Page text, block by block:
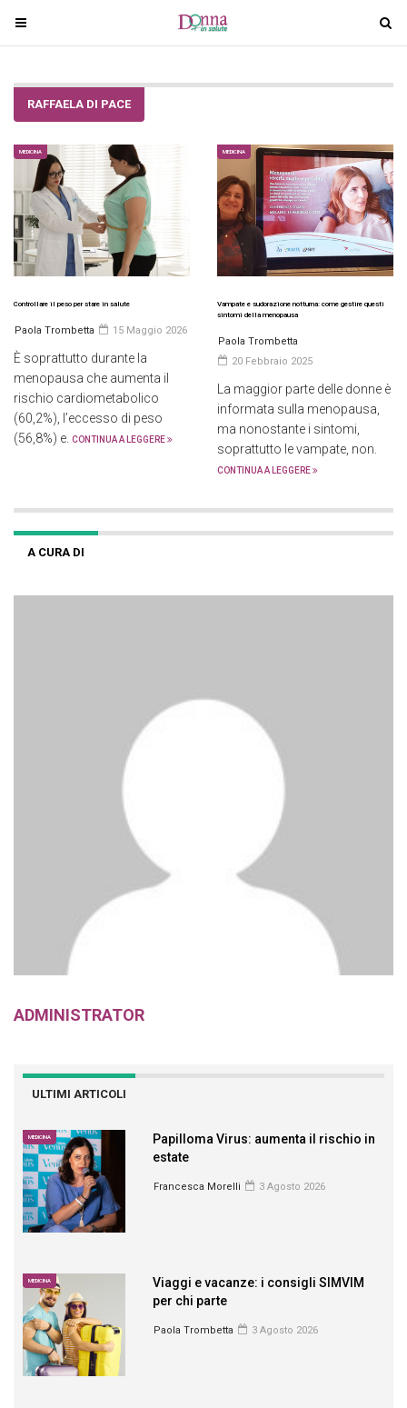
T
o
g
n
v
i
g
a
i
o
n
T
o
g
n
a
v
i
g
i
RAFFAELA DI PACE
MEDICINA
Controllare il peso per stare in salute
Paola Trombetta 15 Maggio 2026
È soprattutto durante la
menopausa che aumenta il
rischio cardiometabolico
(60,2%), l’eccesso di peso
(56,8%) e. CONTINUA A LEGGERE
MEDICINA
Vampate e sudorazione notturna: come gestire questi
sintomi della menopausa
Paola Trombetta
20 Febbraio 2025
La maggior parte delle donne è
informata sulla menopausa,
ma nonostante i sintomi,
soprattutto le vampate, non.
CONTINUA A LEGGERE
A CURA DI
ADMINISTRATOR
ULTIMI ARTICOLI
MEDICINA
Papilloma Virus: aumenta il rischio in
estate
Francesca Morelli 3 Agosto 2026
MEDICINA
Viaggi e vacanze: i consigli SIMVIM
per chi parte
Paola Trombetta 3 Agosto 2026